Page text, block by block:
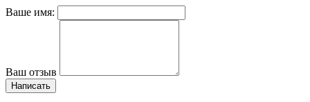
Ваше имя:
Ваш отзыв
Написать